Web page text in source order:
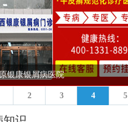
银康银屑病医院
2 3 4 5